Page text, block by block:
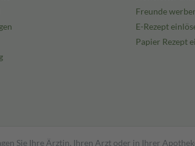
Freunde
E-Rezept
Papier Rezept
Sie Ihre Ärztin, Ihren Arzt oder in Ihrer